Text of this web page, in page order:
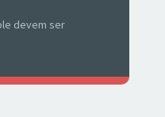
devem ser